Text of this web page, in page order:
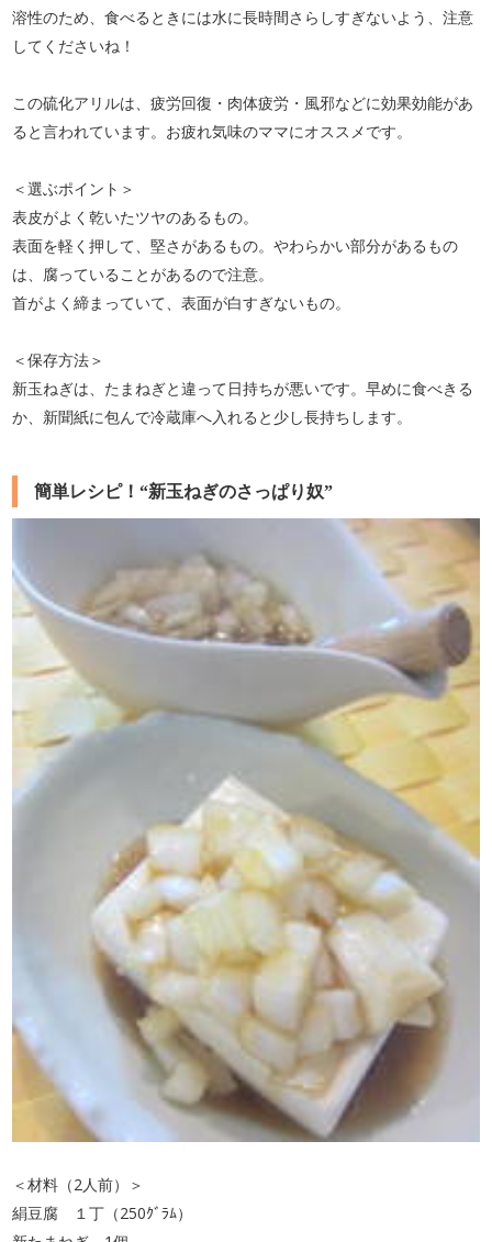
溶性のため、食べるときには水に長時間さらしすぎないよう、注意
してくださいね！
この硫化アリルは、疲労回復・肉体疲労・風邪などに効果効能があ
ると言われています。お疲れ気味のママにオススメです。
＜選ぶポイント＞
表皮がよく乾いたツヤのあるもの。
表面を軽く押して、堅さがあるもの。やわらかい部分があるもの
は、腐っていることがあるので注意。
首がよく締まっていて、表面が白すぎないもの。
＜保存方法＞
新玉ねぎは、たまねぎと違って日持ちが悪いです。早めに食べきる
か、新聞紙に包んで冷蔵庫へ入れると少し長持ちします。
簡単レシピ！“新玉ねぎのさっぱり奴”
＜材料（2人前）＞
絹豆腐 １丁（250ｸﾞﾗﾑ）